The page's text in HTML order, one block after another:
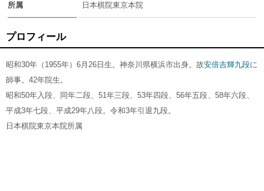
所属 日本棋院東京本院
プロフィール
昭和30年（1955年）6月26日生。神奈川県横浜市出身。故安倍吉輝九段に
師事。42年院生。
昭和50年入段、同年二段、51年三段、53年四段、56年五段、58年六段、
平成3年七段、平成29年八段。令和3年引退九段。
日本棋院東京本院所属